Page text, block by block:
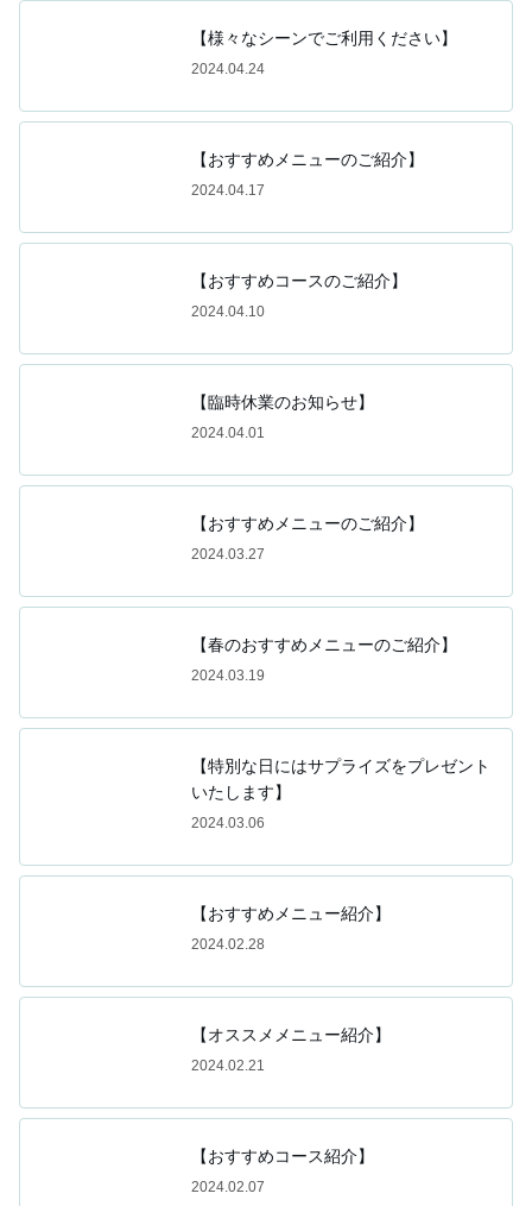
【様々なシーンでご利用ください】
2024.04.24
【おすすめメニューのご紹介】
2024.04.17
【おすすめコースのご紹介】
2024.04.10
【臨時休業のお知らせ】
2024.04.01
【おすすめメニューのご紹介】
2024.03.27
【春のおすすめメニューのご紹介】
2024.03.19
【特別な日にはサプライズをプレゼント
いたします】
2024.03.06
【おすすめメニュー紹介】
2024.02.28
【オススメメニュー紹介】
2024.02.21
【おすすめコース紹介】
2024.02.07